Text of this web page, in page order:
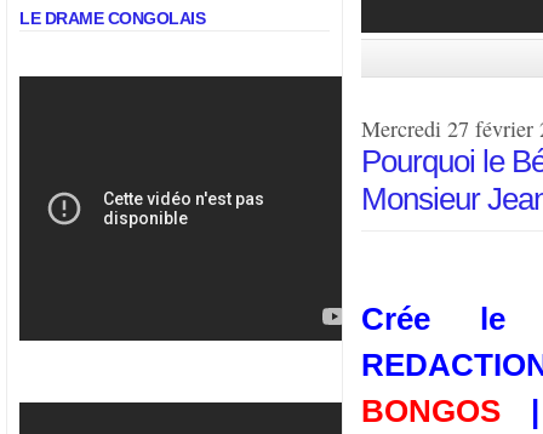
LE DRAME CONGOLAIS
Mercredi 27 février
Pourquoi le
Monsieur
Crée le
BONGOS